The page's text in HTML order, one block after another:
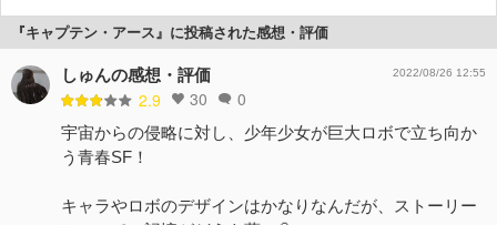
『キャプテン・アース』に投稿された感想・評価
しゅんの感想・評価
2.9 30 0
2022/08/26 12:55
宇宙からの侵略に対し、少年少女が巨大ロボで立ち向か
う青春SF！
キャラやロボのデザインはかなりなんだが、ストーリー